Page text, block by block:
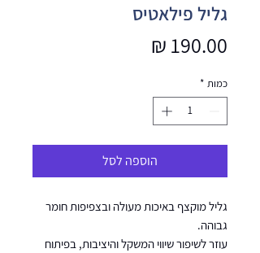
גליל פילאטיס
כמות *
הוספה לסל
גליל מוקצף באיכות מעולה ובצפיפות חומר
גבוהה.
עוזר לשיפור שיווי המשקל והיציבות, בפיתוח